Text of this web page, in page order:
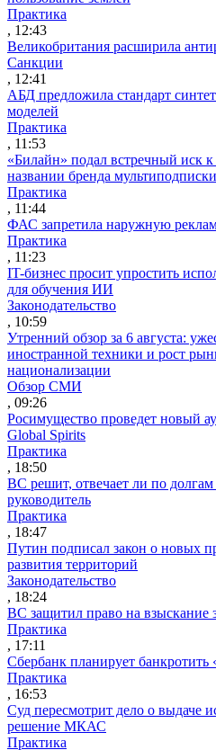
Практика
, 12:43
Великобритания расширила
Санкции
, 12:41
АБД предложила стандарт
моделей
Практика
, 11:53
«Билайн» подал встречный иск
названии бренда мультиподписки
Практика
, 11:44
ФАС запретила наружную
Практика
, 11:23
IT-бизнес просит упростить
для обучения ИИ
Законодательство
, 10:59
Утренний обзор за 6 августа:
иностранной техники и рост
национализации
Обзор СМИ
, 09:26
Росимущество проведет новый
Global Spirits
Практика
, 18:50
ВС решит, отвечает ли по
руководитель
Практика
, 18:47
Путин подписал закон о новых
развития территорий
Законодательство
, 18:24
ВС защитил право на взыскание
Практика
, 17:11
Сбербанк планирует банкротить
Практика
, 16:53
Суд пересмотрит дело о выдаче
решение МКАС
Практика